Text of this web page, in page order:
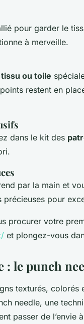
pour garder le
à merveille.
tissu ou toile
restent en
dans le kit des
par la main et
pour
procurer votre
et plongez-vous
: le punch
texturés,
needle, une
passer de l’envie